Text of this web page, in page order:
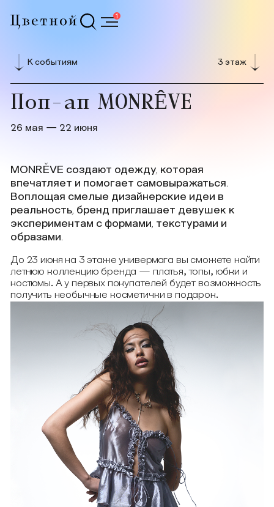
1
К событиям 3 этаж
Поп-ап MONRÊVE
26 мая — 22 июня
MONRÊVE создают одежду, которая
впечатляет и помогает самовыражаться.
Воплощая смелые дизайнерские идеи в
реальность, бренд приглашает девушек к
экспериментам с формами, текстурами и
образами.
До 23 июня на 3 этаже универмага вы сможете найти
летнюю коллекцию бренда — платья, топы, юбки и
костюмы. А у первых покупателей будет возможность
получить необычные косметички в подарок.